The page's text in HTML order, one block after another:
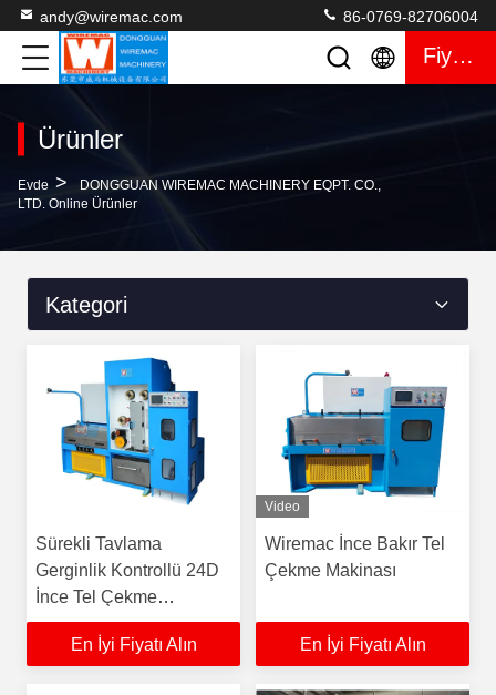
andy@wiremac.com 86-0769-82706004
Fiyat Teklifi
Ürünler
Evde >
DONGGUAN WIREMAC MACHINERY EQPT. CO.,
LTD. Online Ürünler
Kategori
Sürekli Tavlama
Gerginlik Kontrollü 24D
İnce Tel Çekme
Makinesi
En İyi Fiyatı Alın
Video
Wiremac İnce Bakır Tel
Çekme Makinası
En İyi Fiyatı Alın